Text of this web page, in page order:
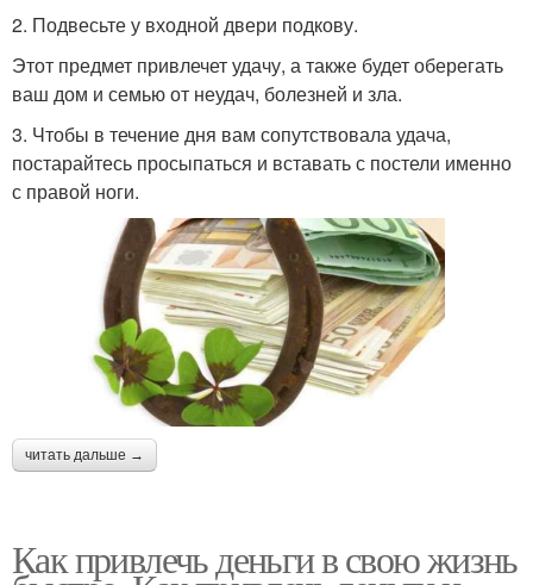
2. Подвесьте у входной двери подкову.
Этот предмет привлечет удачу, а также будет оберегать
ваш дом и семью от неудач, болезней и зла.
3. Чтобы в течение дня вам сопутствовала удача,
постарайтесь просыпаться и вставать с постели именно
с правой ноги.
читать дальше →
Как привлечь деньги в свою жизнь